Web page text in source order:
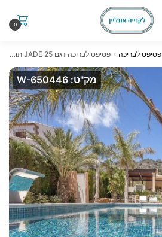
0
פסיפס לבריכה / פסיפס לבריכה דגם 25 JADE תוצרת ezarri ספרד
מק"ט: W-650446